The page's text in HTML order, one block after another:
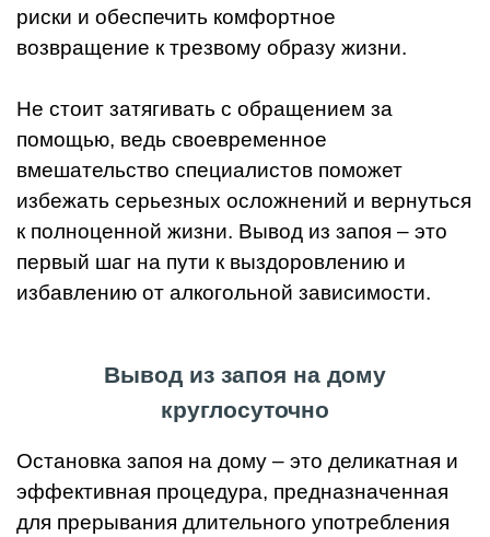
риски и обеспечить комфортное
возвращение к трезвому образу жизни.
Не стоит затягивать с обращением за
помощью, ведь своевременное
вмешательство специалистов поможет
избежать серьезных осложнений и вернуться
к полноценной жизни. Вывод из запоя – это
первый шаг на пути к выздоровлению и
избавлению от алкогольной зависимости.
Вывод из запоя на дому
круглосуточно
Остановка запоя на дому – это деликатная и
эффективная процедура, предназначенная
для прерывания длительного употребления